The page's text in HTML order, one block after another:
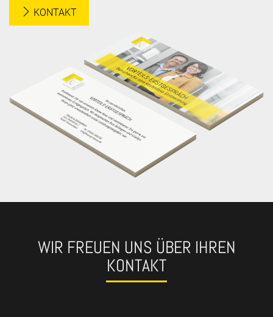
KONTAKT
WIR FREUEN UNS ÜBER IHREN
KONTAKT